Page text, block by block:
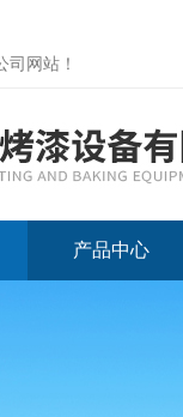
司网站 ！
产品中心